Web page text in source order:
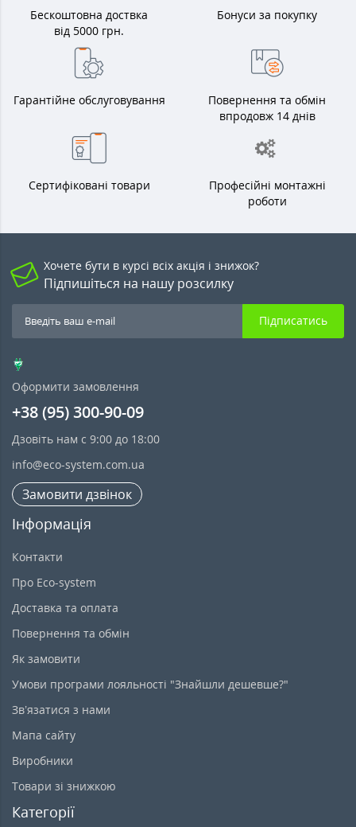
Бескоштовна доствка
від 5000 грн.
Бонуси за покупку
Гарантійне обслуговування
Повернення та обмін
впродовж 14 днів
Сертифіковані товари
Професійні монтажні
роботи
Хочете бути в курсі всіх акція і знижок?
Підпишіться на нашу розсилку
Підписатись
Оформити замовлення
+38 (95) 300-90-09
Дзовіть нам с 9:00 до 18:00
info@eco-system.com.ua
Замовити дзвінок
Інформація
Контакти
Про Eco-system
Доставка та оплата
Повернення та обмін
Як замовити
Умови програми лояльності "Знайшли дешевше?"
Зв’язатися з нами
Мапа сайту
Виробники
Товари зі знижкою
Категорії